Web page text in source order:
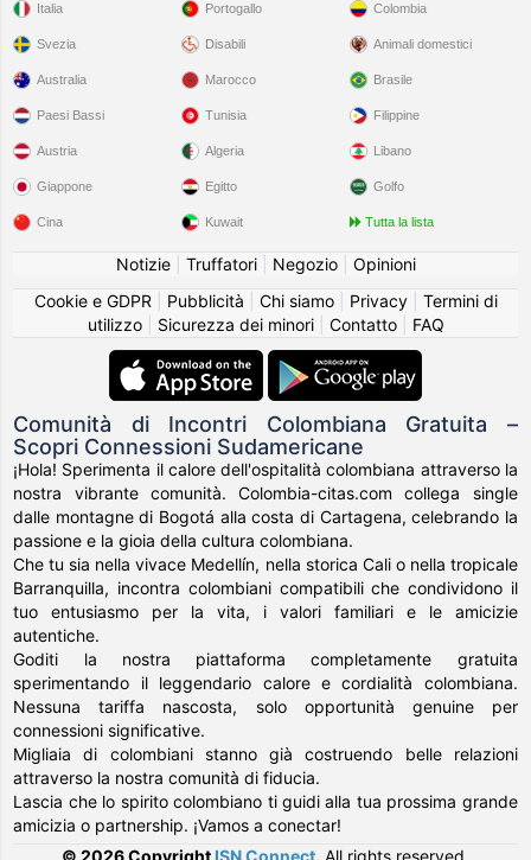
Italia
Svezia
Portogallo
Disabili
Colombia
Animali domestici
Australia
Paesi Bassi
Austria
Giappone
Cina
Marocco
Tunisia
Algeria
Egitto
Kuwait
Brasile
Filippine
Libano
Golfo
Tutta la lista
Notizie| Truffatori| Negozio| Opinioni
Cookie e GDPR
Pubblicità Chi siamo| Privacy| Termini di
utilizzo| Sicurezza dei minori| Contatto| FAQ
Comunità di Incontri Colombiana Gratuita –
Scopri Connessioni Sudamericane
¡Hola! Sperimenta il calore dell'ospitalità colombiana attraverso la
nostra vibrante comunità. Colombia-citas.com collega single
dalle montagne di Bogotá alla costa di Cartagena, celebrando la
passione e la gioia della cultura colombiana.
Che tu sia nella vivace Medellín, nella storica Cali o nella tropicale
Barranquilla, incontra colombiani compatibili che condividono il
tuo entusiasmo per la vita, i valori familiari e le amicizie
autentiche.
Goditi la nostra piattaforma completamente gratuita
sperimentando il leggendario calore e cordialità colombiana.
Nessuna tariffa nascosta, solo opportunità genuine per
connessioni significative.
Migliaia di colombiani stanno già costruendo belle relazioni
attraverso la nostra comunità di fiducia.
Lascia che lo spirito colombiano ti guidi alla tua prossima grande
amicizia o partnership. ¡Vamos a conectar!
© 2026 Copyright ISN Connect All rights reserved.